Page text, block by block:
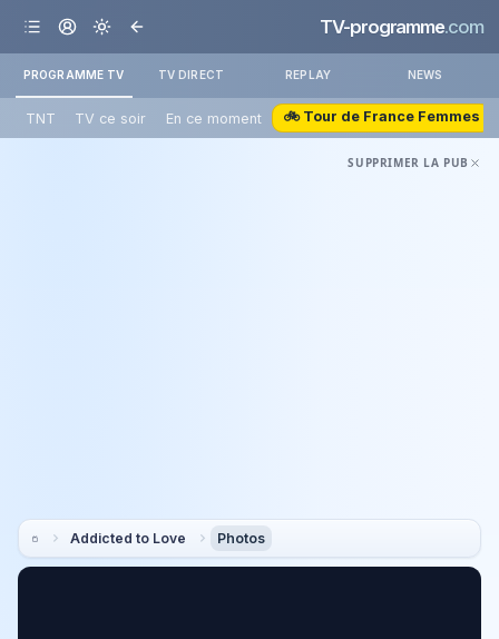
TV-programme.com
PROGRAMME TV TV DIRECT REPLAY NEWS
TNT TV ce soir En ce moment 🚲 Tour de France Femmes
SUPPRIMER LA PUB
Addicted to Love Photos